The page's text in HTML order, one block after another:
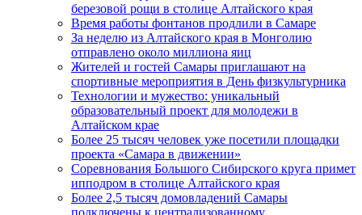
березовой рощи в столице Алтайского края
Время работы фонтанов продлили в Самаре
За неделю из Алтайского края в Монголию
отправлено около миллиона яиц
Жителей и гостей Самары приглашают на
спортивные мероприятия в День физкультурника
Технологии и мужество: уникальный
образовательный проект для молодежи в
Алтайском крае
Более 25 тысяч человек уже посетили площадки
проекта «Самара в движении»
Соревнования Большого Сибирского круга примет
ипподром в столице Алтайского края
Более 2,5 тысяч домовладений Самары
подключены к централизованному